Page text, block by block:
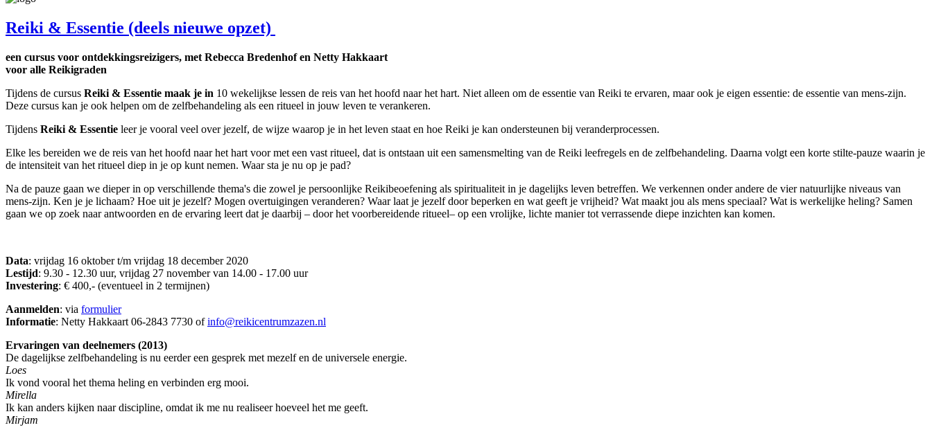
Reiki & Essentie (deels nieuwe opzet)
een cursus voor ontdekkingsreizigers, met Rebecca Bredenhof en Netty Hakkaart
voor alle Reikigraden
Tijdens de cursus Reiki & Essentie maak je in 10 wekelijkse lessen de reis van het hoofd naar het hart. Niet alleen om de essentie van Reiki te ervaren, maar ook je eigen essentie: de essentie van mens-zijn.
Deze cursus kan je ook helpen om de zelfbehandeling als een ritueel in jouw leven te verankeren.
Tijdens Reiki & Essentie leer je vooral veel over jezelf, de wijze waarop je in het leven staat en hoe Reiki je kan ondersteunen bij veranderprocessen.
Elke les bereiden we de reis van het hoofd naar het hart voor met een vast ritueel, dat is ontstaan uit een samensmelting van de Reiki leefregels en de zelfbehandeling. Daarna volgt een korte stilte-pauze waarin je
de intensiteit van het ritueel diep in je op kunt nemen. Waar sta je nu op je pad?
Na de pauze gaan we dieper in op verschillende thema's die zowel je persoonlijke Reikibeoefening als spiritualiteit in je dagelijks leven betreffen. We verkennen onder andere de vier natuurlijke niveaus van
mens-zijn. Ken je je lichaam? Hoe uit je jezelf? Mogen overtuigingen veranderen? Waar laat je jezelf door beperken en wat geeft je vrijheid? Wat maakt jou als mens speciaal? Wat is werkelijke heling? Samen
gaan we op zoek naar antwoorden en de ervaring leert dat je daarbij – door het voorbereidende ritueel– op een vrolijke, lichte manier tot verrassende diepe inzichten kan komen.
Data: vrijdag 16 oktober t/m vrijdag 18 december 2020
Lestijd: 9.30 - 12.30 uur, vrijdag 27 november van 14.00 - 17.00 uur
Investering: € 400,- (eventueel in 2 termijnen)
Aanmelden: via formulier
Informatie: Netty Hakkaart 06-2843 7730 ofinfo@reikicentrumzazen.nl
Ervaringen van deelnemers (2013)
De dagelijkse zelfbehandeling is nu eerder een gesprek met mezelf en de universele energie.
Loes
Ik vond vooral het thema heling en verbinden erg mooi.
Mirella
Ik kan anders kijken naar discipline, omdat ik me nu realiseer hoeveel het me geeft.
Mirjam